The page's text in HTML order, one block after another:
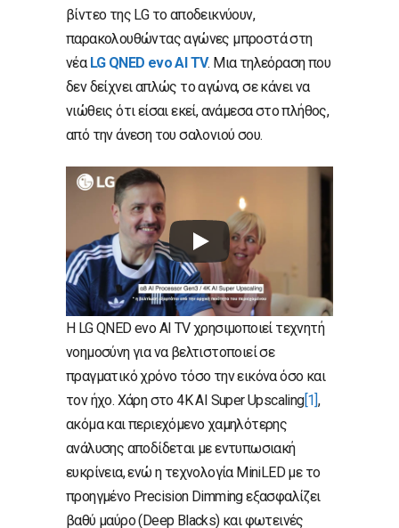
βίντεο της LG το αποδεικνύουν,
παρακολουθώντας αγώνες μπροστά στη
νέα LG QNED evoAITV. Μια τηλεόραση που
δεν δείχνει απλώς το αγώνα, σε κάνει να
νιώθεις ότι είσαι εκεί, ανάμεσα στο πλήθος,
από την άνεση του σαλονιού σου.
Η LG QNED evo AI TV χρησιμοποιεί τεχνητή
νοημοσύνη για να βελτιστοποιεί σε
πραγματικό χρόνο τόσο την εικόνα όσο και
τον ήχο. Χάρη στο 4K AI Super Upscaling[1] ,
ακόμα και περιεχόμενο χαμηλότερης
ανάλυσης αποδίδεται με εντυπωσιακή
ευκρίνεια, ενώ η τεχνολογία MiniLED με το
προηγμένο Precision Dimming εξασφαλίζει
βαθύ μαύρο (Deep Blacks) και φωτεινές